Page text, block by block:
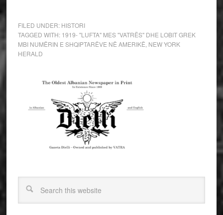
FILED UNDER: HISTORI
TAGGED WITH: 1919- "LUFTA" MES "VATRËS" DHE LOBIT GREK
MBI NUMËRIN E SHQIPTARËVE NË AMERIKË NEW YORK
HERALD